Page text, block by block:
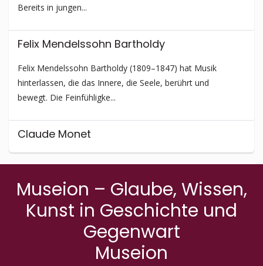
Bereits in jungen...
Felix Mendelssohn Bartholdy
Felix Mendelssohn Bartholdy (1809–1847) hat Musik
hinterlassen, die das Innere, die Seele, berührt und
bewegt. Die Feinfühligke...
Claude Monet
frühen Bilder, ...
Museion – Glaube, Wissen,
Kunst in Geschichte und
Gegenwart
Museion